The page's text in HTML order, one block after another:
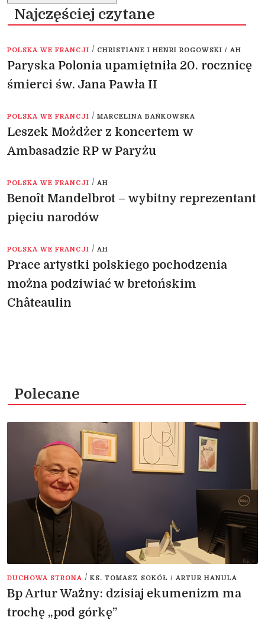
Najczęściej czytane
POLSKA WE FRANCJI / CHRISTIANE I HENRI ROGOWSKI / AH
Paryska Polonia upamiętniła 20. rocznicę
śmierci św. Jana Pawła II
POLSKA WE FRANCJI / MARCELINA BAŃKOWSKA
Leszek Możdżer z koncertem w
Ambasadzie RP w Paryżu
POLSKA WE FRANCJI / AH
Benoît Mandelbrot – wybitny reprezentant
pięciu narodów
POLSKA WE FRANCJI / AH
Prace artystki polskiego pochodzenia
można podziwiać w bretońskim
Châteaulin
Polecane
DUCHOWA STRONA / KS. TOMASZ SOKÓŁ / ARTUR HANULA
Bp Artur Ważny: dzisiaj ekumenizm ma
trochę „pod górkę”